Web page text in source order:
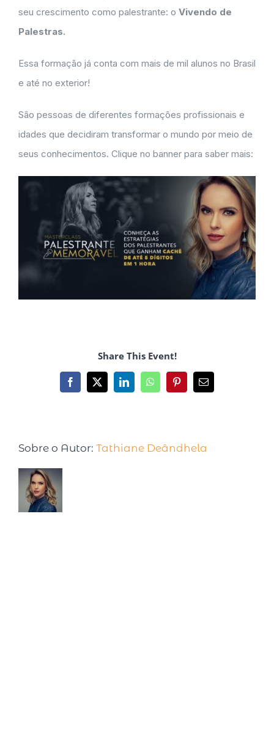
seu crescimento como palestrante: o Vivendo de
Palestras.
Essa formação já conta com mais de mil alunos no Brasil
e até no exterior!
São pessoas de diferentes formações profissionais e
idades que decidiram transformar o mundo por meio de
seus conhecimentos. Clique no banner para saber mais:
Share This Event!
Sobre o Autor: Tathiane Deândhela